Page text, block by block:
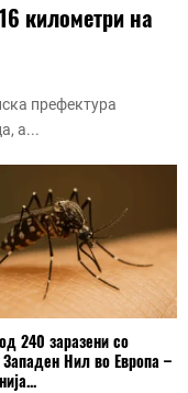
километри на
префектура
а...
240 заразени со
Западен Нил во Европа –